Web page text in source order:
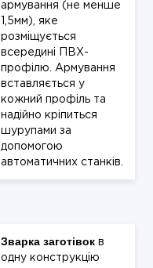
армування (не менше
1,5мм), яке
розміщується
всередині ПВХ-
профілю. Армування
вставляється у
кожний профіль та
надійно кріпиться
шурупами за
допомогою
автоматичних станків.
Зварка заготівок в
одну конструкцію